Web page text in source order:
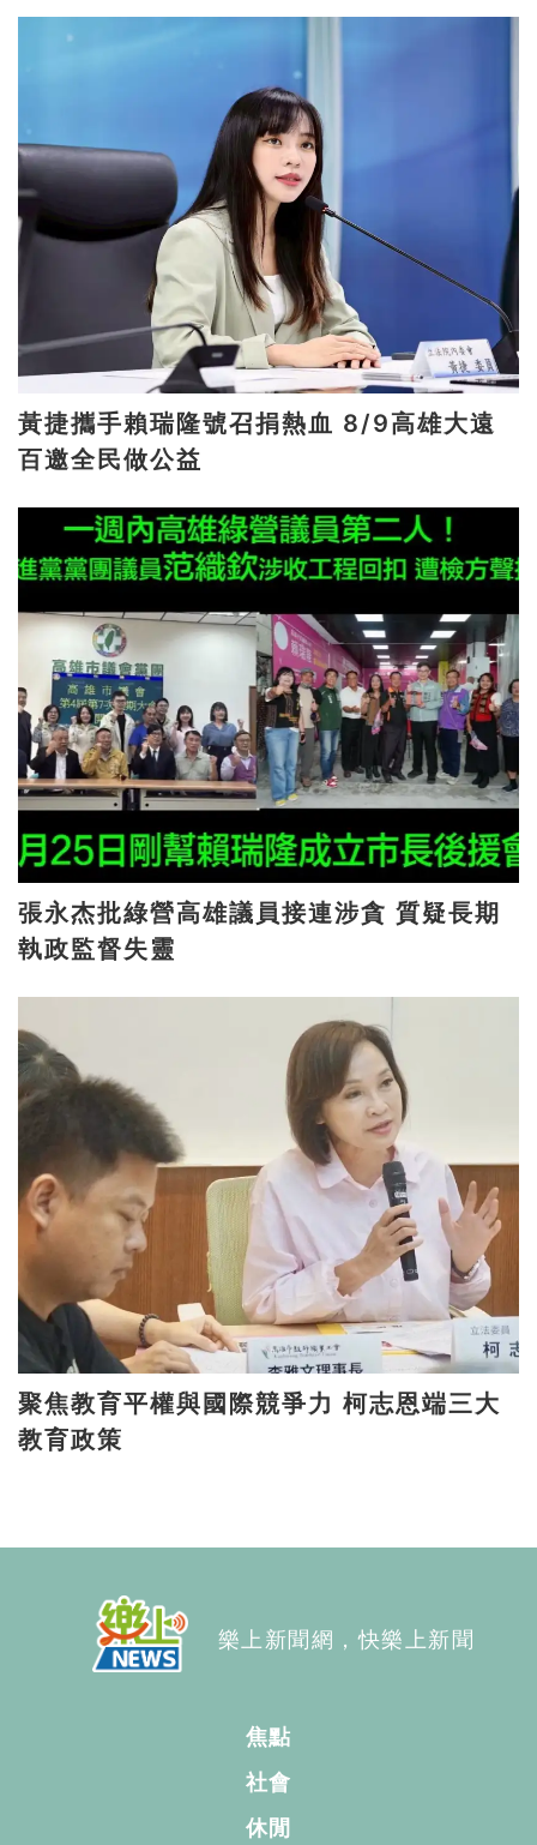
黃捷攜手賴瑞隆號召捐熱血 8/9高雄大遠
百邀全民做公益
張永杰批綠營高雄議員接連涉貪 質疑長期
執政監督失靈
聚焦教育平權與國際競爭力 柯志恩端三大
教育政策
樂上新聞網，快樂上新聞
焦點
社會
休閒